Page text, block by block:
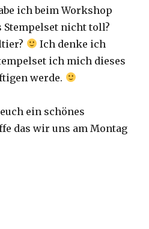
ich beim Workshop
Stempelset nicht toll?
Ich denke ich
ich mich dieses
werde.
ein schönes
das wir uns am Montag